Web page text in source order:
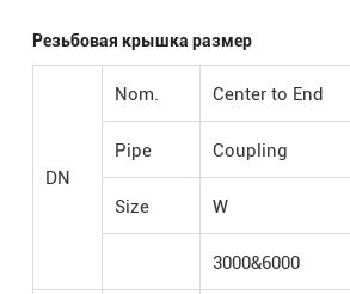
Резьбовая крышка размер
DN
Nom. Center to End
Pipe Coupling
Size W
3000&6000